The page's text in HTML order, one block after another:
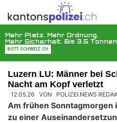
Luzern LU: Männer bei
Nacht am Kopf verletzt
12.05.26 VON POLIZEI.NEWS
Am frühen Sonntagmorgen
zu einer